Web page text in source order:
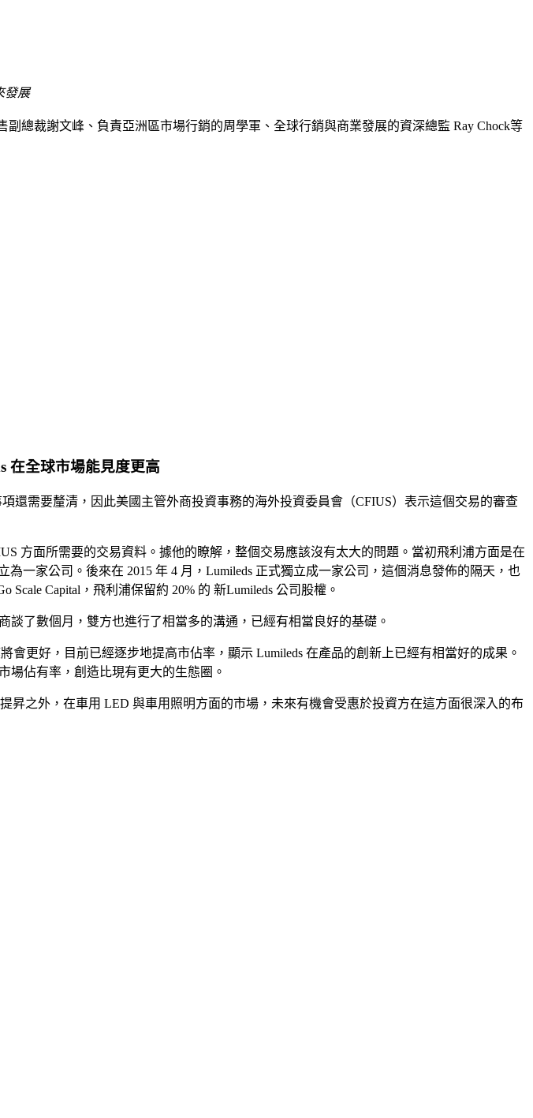
發展
總裁謝文峰、負責亞洲區市場行銷的周學軍、全球行銷與商業發展的資深總監 Ray Chock等
在全球市場能見度更高
還需要釐清，因此美國主管外商投資事務的海外投資委員會（CFIUS）表示這個交易的審查
方面所需要的交易資料。據他的瞭解，整個交易應該沒有太大的問題。當初飛利浦方面是在
一家公司。後來在 2015 年 4 月，Lumileds 正式獨立成一家公司，這個消息發佈的隔天，也
Scale Capital，飛利浦保留約 20% 的 新Lumileds 公司股權。
談了數個月，雙方也進行了相當多的溝通，已經有相當良好的基礎。
更好，目前已經逐步地提高市佔率，顯示 Lumileds 在產品的創新上已經有相當好的成果。
場佔有率，創造比現有更大的生態圈。
昇之外，在車用 LED 與車用照明方面的市場，未來有機會受惠於投資方在這方面很深入的布